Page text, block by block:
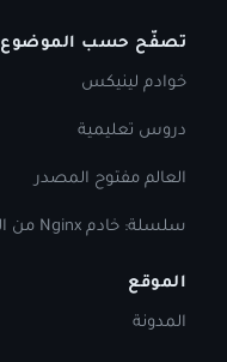
تصفّح حسب الموضوع
خوادم لينيكس
دروس تعليمية
العالم مفتوح المصدر
سلسلة: خادم Nginx من الصفر
الموقع
المدونة